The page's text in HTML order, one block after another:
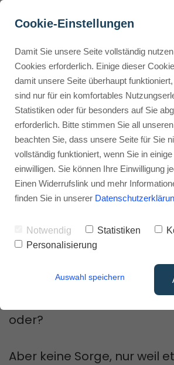
Buyer Personas erstellen
Landingpage optimieren
Internal Linking Tool
Was kostet
jetzt die besten
dich!
Werbehinweis: Links mit Sternchen (*) sind
du darüber ein, erhalte ich eine Provision –
dich.
Stephan Ochmann
Seatti kostet dich so viel
kleine Wundertüte –
den kleinstmöglichen Plan.
oder?
Aber keine Sorge, nur weil
Cookie-Einstellungen
Damit Sie unsere Seite vollständig
Cookies erforderlich. Einige dieser
damit unsere Seite überhaupt
sind nur für ein komfortables
Statistiken oder für besonders auf Sie
erforderlich. Bitte stimmen Sie all
beachten Sie, dass unsere Seite für Sie
vollständig funktioniert, wenn Sie in
einwilligen. Sie können Ihre Einwilligung
Einen Widerrufslink und mehr
finden Sie in unserer
Notwendig Statistiken
Personalisierung
Auswahl speichern